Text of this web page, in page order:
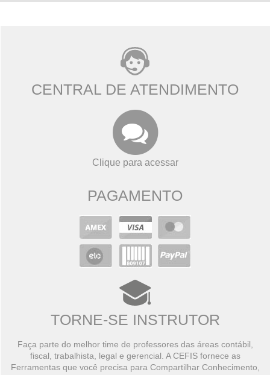
CENTRAL DE ATENDIMENTO
Clique para acessar
PAGAMENTO
TORNE-SE INSTRUTOR
Faça parte do melhor time de professores das áreas contábil,
fiscal, trabalhista, legal e gerencial. A CEFIS fornece as
Ferramentas que você precisa para Compartilhar Conhecimento,